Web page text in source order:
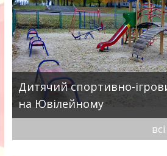
Дитячий спортивно-
на Ювілейному